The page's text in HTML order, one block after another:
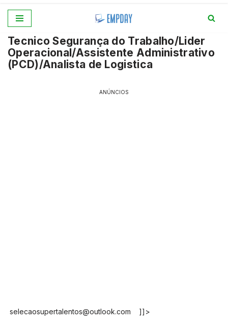
para
o
conteúdo
Tecnico Segurança do Trabalho/Lider
Operacional/Assistente Administrativo
(PCD)/Analista de Logistica
ANÚNCIOS
selecaosupertalentos@outlook.com ]]>